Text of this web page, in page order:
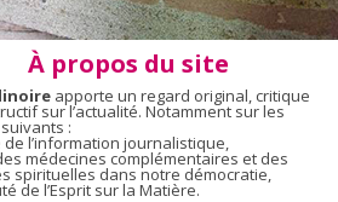
À propos du site
apporte un regard original, critique
sur l’actualité. Notamment sur les
:
de l’information journalistique,
médecines complémentaires et des
spirituelles dans notre démocratie,
de l’Esprit sur la Matière.